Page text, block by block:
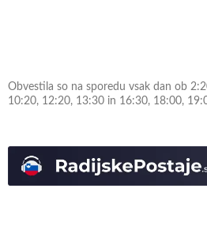
Obvestila so na sporedu vsak dan ob
10:20, 12:20, 13:30 in 16:30, 18:00,